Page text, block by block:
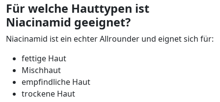
Für welche Hauttypen ist
Niacinamid geeignet?
Niacinamid ist ein echter Allrounder und eignet sich für:
fettige Haut
Mischhaut
empfindliche Haut
trockene Haut